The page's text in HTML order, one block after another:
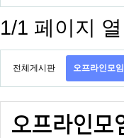
1/1 페이지
전체게시판 오프라인모임
오프라인모